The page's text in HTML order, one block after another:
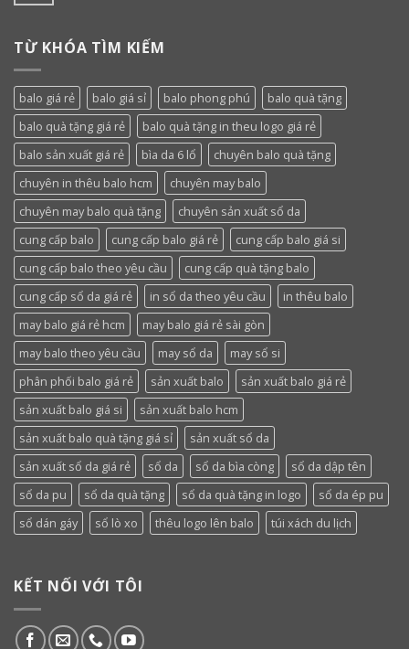
TỪ KHÓA TÌM KIẾM
balo giá rẻ balo giá sỉ balo phong phú
balo quà tặng
balo quà tặng giá rẻ
balo quà tặng in theu logo giá rẻ
balo sản xuất giá rẻ
bìa da 6 lổ
chuyên balo quà tặng
chuyên in thêu balo hcm
chuyên may balo
chuyên may balo quà tặng
chuyên sản xuất sổ da
cung cấp balo
cung cấp balo giá rẻ
cung cấp balo giá si
cung cấp balo theo yêu cầu
cung cấp quà tặng balo
cung cấp sổ da giá rẻ
in sổ da theo yêu cầu
in thêu balo
may balo giá rẻ hcm
may balo giá rẻ sài gòn
may balo theo yêu cầu
may sổ da
may sổ si
phân phối balo giá rẻ
sản xuất balo
sản xuất balo giá rẻ
sản xuất balo giá si
sản xuất balo hcm
sản xuất balo quà tặng giá sỉ
sản xuất sổ da
sản xuất sổ da giá rẻ
sổ da sổ da bìa còng
sổ da dập tên
sổ da pu
sổ da quà tặng sổ da quà tặng in logo
sổ da ép pu
sổ dán gáy
sổ lò xo thêu logo lên balo túi xách du lịch
KẾT NỐI VỚI TÔI